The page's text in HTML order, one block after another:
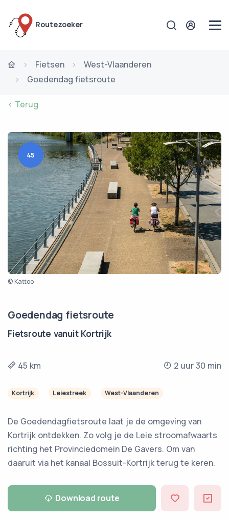
Routezoeker
Fietsen
West-Vlaanderen
Goedendag fietsroute
< Terug
45
© Kattoo
Goedendag fietsroute
Fietsroute vanuit Kortrijk
45 km 2 uur 30 min
Kortrijk Leiestreek West-Vlaanderen
De Goedendagfietsroute laat je de omgeving van
Kortrijk ontdekken. Zo volg je de Leie stroomafwaarts
richting het Provinciedomein De Gavers. Om van
daaruit via het kanaal Bossuit-Kortrijk terug te keren.
Download route